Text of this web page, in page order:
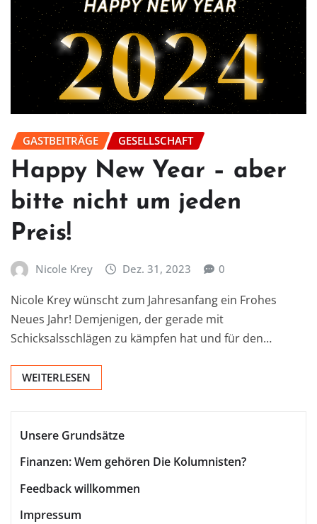
GASTBEITRÄGE GESELLSCHAFT
Happy New Year – aber
bitte nicht um jeden
Preis!
Nicole Krey Dez. 31, 2023 0
Nicole Krey wünscht zum Jahresanfang ein Frohes
Neues Jahr! Demjenigen, der gerade mit
Schicksalsschlägen zu kämpfen hat und für den…
WEITERLESEN
Unsere Grundsätze
Finanzen: Wem gehören Die Kolumnisten?
Feedback willkommen
Impressum